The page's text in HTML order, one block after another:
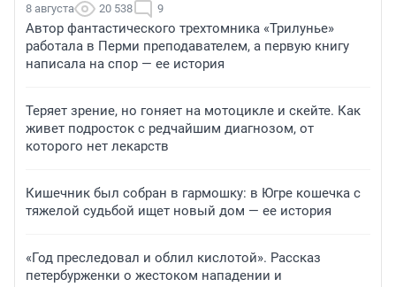
8 августа 20 538 9
Автор фантастического трехтомника «Трилунье»
работала в Перми преподавателем, а первую книгу
написала на спор — ее история
Теряет зрение, но гоняет на мотоцикле и скейте. Как
живет подросток с редчайшим диагнозом, от
которого нет лекарств
Кишечник был собран в гармошку: в Югре кошечка с
тяжелой судьбой ищет новый дом — ее история
«Год преследовал и облил кислотой». Рассказ
петербурженки о жестоком нападении и